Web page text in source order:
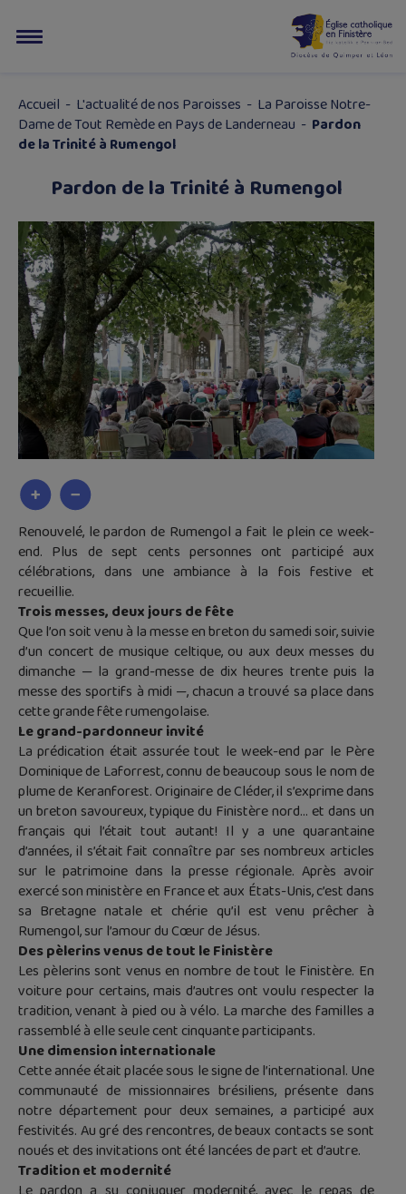
Accueil - L'actualité de nos Paroisses - La Paroisse Notre-
Dame de Tout Remède en Pays de Landerneau - Pardon
de la Trinité à Rumengol
Pardon de la Trinité à Rumengol
Renouvelé, le pardon de Rumengol a fait le plein ce week-
end. Plus de sept cents personnes ont participé aux
célébrations, dans une ambiance à la fois festive et
recueillie.
Trois messes, deux jours de fête
Que l’on soit venu à la messe en breton du samedi soir, suivie
d’un concert de musique celtique, ou aux deux messes du
dimanche — la grand-messe de dix heures trente puis la
messe des sportifs à midi —, chacun a trouvé sa place dans
cette grande fête rumengolaise.
Le grand-pardonneur invité
La prédication était assurée tout le week-end par le Père
Dominique de Laforrest, connu de beaucoup sous le nom de
plume de Keranforest. Originaire de Cléder, il s’exprime dans
un breton savoureux, typique du Finistère nord… et dans un
français qui l’était tout autant! Il y a une quarantaine
d’années, il s’était fait connaître par ses nombreux articles
sur le patrimoine dans la presse régionale. Après avoir
exercé son ministère en France et aux États-Unis, c’est dans
sa Bretagne natale et chérie qu’il est venu prêcher à
Rumengol, sur l’amour du Cœur de Jésus.
Des pèlerins venus de tout le Finistère
Les pèlerins sont venus en nombre de tout le Finistère. En
voiture pour certains, mais d’autres ont voulu respecter la
tradition, venant à pied ou à vélo. La marche des familles a
rassemblé à elle seule cent cinquante participants.
Une dimension internationale
Cette année était placée sous le signe de l’international. Une
communauté de missionnaires brésiliens, présente dans
notre département pour deux semaines, a participé aux
festivités. Au gré des rencontres, de beaux contacts se sont
noués et des invitations ont été lancées de part et d’autre.
Tradition et modernité